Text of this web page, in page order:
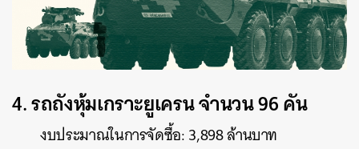
4. รถถังหุ้มเกราะยูเครน จำนวน 96 คัน
งบประมาณในการจัดซื้อ: 3,898 ล้านบาท